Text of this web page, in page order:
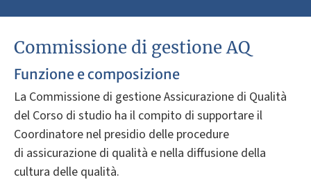
Commissione di gestione AQ
Funzione e composizione
La Commissione di gestione Assicurazione di Qualità
del Corso di studio ha il compito di supportare il
Coordinatore nel presidio delle procedure
di assicurazione di qualità e nella diffusione della
cultura delle qualità.